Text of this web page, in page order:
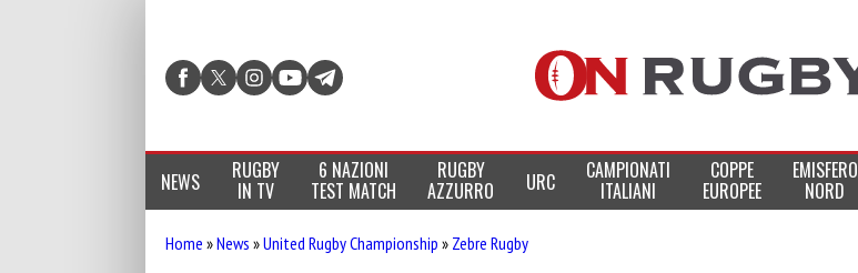
NEWS RUGBY
IN TV
6 NAZIONI
TEST MATCH
RUGBY
AZZURRO URC CAMPIONATI
ITALIANI
COPPE
EUROPEE
EMISFERO
NORD
Home »News »United Rugby Championship » Zebre Rugby